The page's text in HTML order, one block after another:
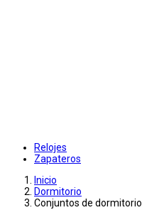
Relojes
Zapateros
Inicio
Dormitorio
Conjuntos de dormitorio